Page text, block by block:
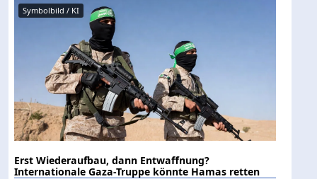
Symbolbild / KI
Erst Wiederaufbau, dann Entwaffnung?
Internationale Gaza-Truppe könnte Hamas retten